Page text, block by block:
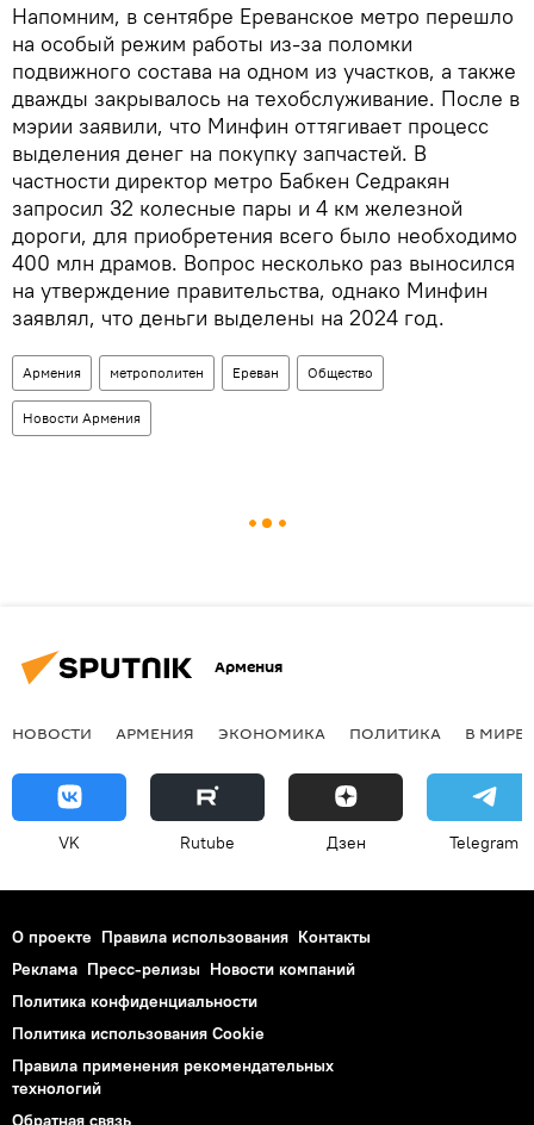
Напомним, в сентябре Ереванское метро перешло
на особый режим работы из-за поломки
подвижного состава на одном из участков, а также
дважды закрывалось на техобслуживание. После в
мэрии заявили, что Минфин оттягивает процесс
выделения денег на покупку запчастей. В
частности директор метро Бабкен Седракян
запросил 32 колесные пары и 4 км железной
дороги, для приобретения всего было необходимо
400 млн драмов. Вопрос несколько раз выносился
на утверждение правительства, однако Минфин
заявлял, что деньги выделены на 2024 год.
Армения метрополитен Ереван Общество
Новости Армения
Армения
НОВОСТИ АРМЕНИЯ ЭКОНОМИКА ПОЛИТИКА В МИРЕ
VK Rutube Дзен Telegram
О проекте Правила использования Контакты
Реклама Пресс-релизы Новости компаний
Политика конфиденциальности
Политика использования Cookie
Правила применения рекомендательных
технологий
Обратная связь